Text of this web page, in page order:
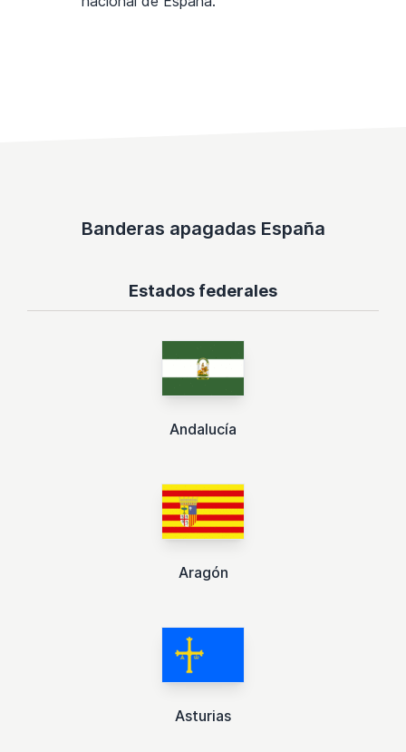
Banderas apagadas España
Estados federales
Andalucía
Aragón
Asturias